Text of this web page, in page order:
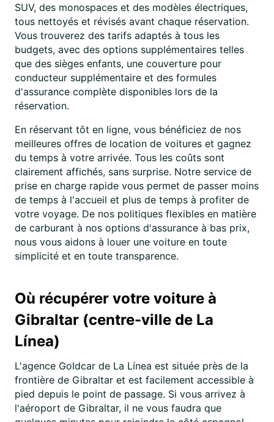
SUV, des monospaces et des modèles électriques,
tous nettoyés et révisés avant chaque réservation.
Vous trouverez des tarifs adaptés à tous les
budgets, avec des options supplémentaires telles
que des sièges enfants, une couverture pour
conducteur supplémentaire et des formules
d'assurance complète disponibles lors de la
réservation.
En réservant tôt en ligne, vous bénéficiez de nos
meilleures offres de location de voitures et gagnez
du temps à votre arrivée. Tous les coûts sont
clairement affichés, sans surprise. Notre service de
prise en charge rapide vous permet de passer moins
de temps à l'accueil et plus de temps à profiter de
votre voyage. De nos politiques flexibles en matière
de carburant à nos options d'assurance à bas prix,
nous vous aidons à louer une voiture en toute
simplicité et en toute transparence.
Où récupérer votre voiture à
Gibraltar (centre-ville de La
Línea)
L'agence Goldcar de La Línea est située près de la
frontière de Gibraltar et est facilement accessible à
pied depuis le point de passage. Si vous arrivez à
l'aéroport de Gibraltar, il ne vous faudra que